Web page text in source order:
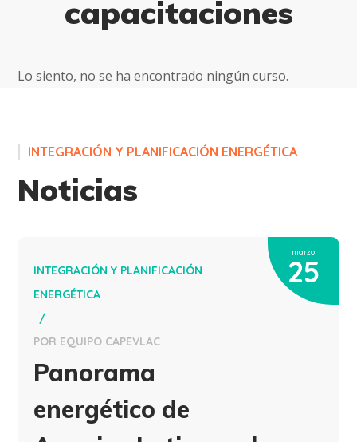
capacitaciones
Lo siento, no se ha encontrado ningún curso.
INTEGRACIÓN Y PLANIFICACIÓN ENERGÉTICA
Noticias
marzo
25
INTEGRACIÓN Y PLANIFICACIÓN
ENERGÉTICA
POR EQUIPO CAPEVLAC
Panorama
energético de